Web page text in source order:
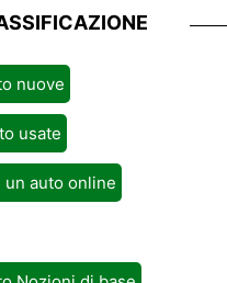
nuove
usate
un auto online